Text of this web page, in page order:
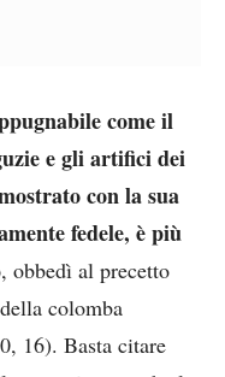
come il
e gli artifici dei
con la sua
fedele, è più
obbedì al precetto
colomba
16). Basta citare